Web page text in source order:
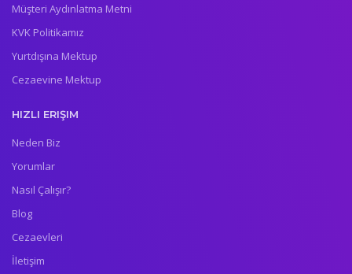
Müşteri Aydınlatma Metni
KVK Politikamız
Yurtdışına Mektup
Cezaevine Mektup
HIZLI ERIŞIM
Neden Biz
Yorumlar
Nasıl Çalışır?
Blog
Cezaevleri
İletişim